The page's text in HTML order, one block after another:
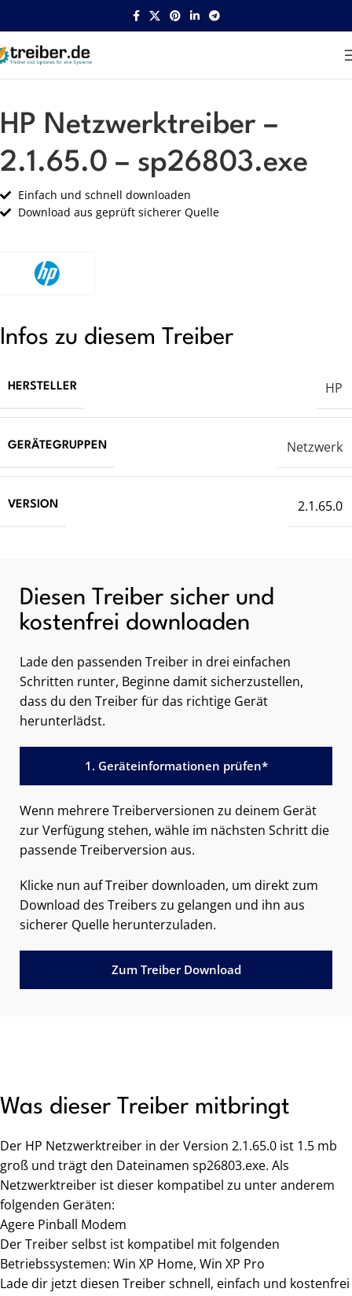
Startseite HP Netzwerk
HP Netzwerktreiber –
2.1.65.0 – sp26803.exe
Einfach und schnell downloaden
Download aus geprüft sicherer Quelle
Infos zu diesem Treiber
HERSTELLER HP
GERÄTEGRUPPEN Netzwerk
VERSION 2.1.65.0
Diesen Treiber sicher und
kostenfrei downloaden
Lade den passenden Treiber in drei einfachen
Schritten runter, Beginne damit sicherzustellen,
dass du den Treiber für das richtige Gerät
herunterlädst.
1. Geräteinformationen prüfen*
Wenn mehrere Treiberversionen zu deinem Gerät
zur Verfügung stehen, wähle im nächsten Schritt die
passende Treiberversion aus.
Klicke nun auf Treiber downloaden, um direkt zum
Download des Treibers zu gelangen und ihn aus
sicherer Quelle herunterzuladen.
Zum Treiber Download
Was dieser Treiber mitbringt
Der HP Netzwerktreiber in der Version 2.1.65.0 ist 1.5 mb
groß und trägt den Dateinamen sp26803.exe. Als
Netzwerktreiber ist dieser kompatibel zu unter anderem
folgenden Geräten:
Agere Pinball Modem
Der Treiber selbst ist kompatibel mit folgenden
Betriebssystemen: Win XP Home, Win XP Pro
Lade dir jetzt diesen Treiber schnell, einfach und kostenfrei